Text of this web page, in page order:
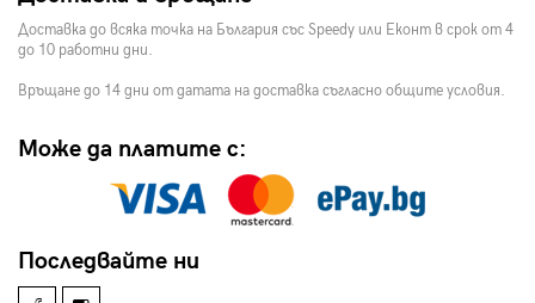
Доставка до всяка точка на България със Speedy или Еконт в срок от 4
до 10 работни дни.
Връщане до 14 дни от датата на доставка съгласно общите условия.
Може да платите с:
Последвайте ни